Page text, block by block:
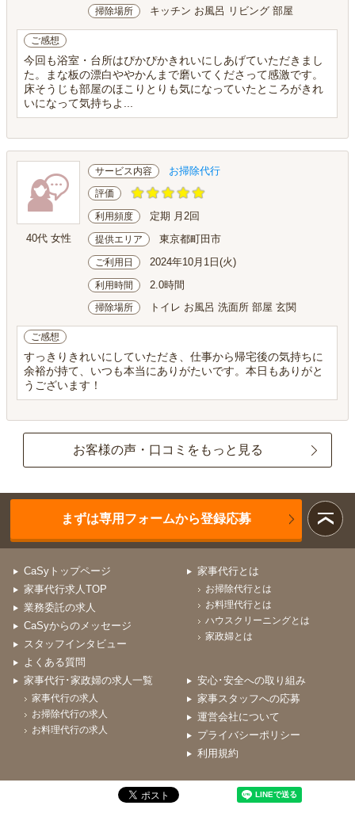
掃除場所 キッチン お風呂 リビング 部屋
ご感想
今回も浴室・台所はぴかぴかきれいにしあげていただきまし
た。まな板の漂白ややかんまで磨いてくださって感激です。
床そうじも部屋のほこりとりも気になっていたところがきれ
いになって気持ちよ...
40代 女性
サービス内容 お掃除代行
評価
利用頻度 定期 月2回
提供エリア 東京都町田市
ご利用日 2024年10月1日(火)
利用時間 2.0時間
掃除場所 トイレ お風呂 洗面所 部屋 玄関
ご感想
すっきりきれいにしていただき、仕事から帰宅後の気持ちに
余裕が持て、いつも本当にありがたいです。本日もありがと
うございます！
お客様の声・口コミをもっと見る
まずは専用フォームから登録応募
CaSyトップページ
家事代行求人TOP
業務委託の求人
CaSyからのメッセージ
スタッフインタビュー
よくある質問
家事代行とは
お掃除代行とは
お料理代行とは
ハウスクリーニングとは
家政婦とは
家事代行･家政婦の求人一覧
家事代行の求人
お掃除代行の求人
お料理代行の求人
安心･安全への取り組み
家事スタッフへの応募
運営会社について
プライバシーポリシー
利用規約